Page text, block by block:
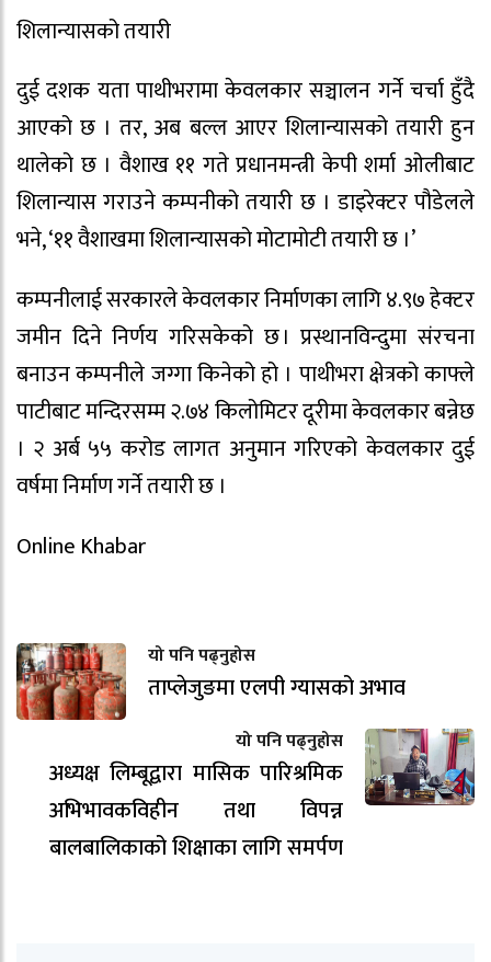
शिलान्यासको तयारी
दुई दशक यता पाथीभरामा केवलकार सञ्चालन गर्ने चर्चा हुँदै
आएको छ । तर, अब बल्ल आएर शिलान्यासको तयारी हुन
थालेको छ । वैशाख ११ गते प्रधानमन्त्री केपी शर्मा ओलीबाट
शिलान्यास गराउने कम्पनीको तयारी छ । डाइरेक्टर पौडेलले
भने, ‘११ वैशाखमा शिलान्यासको मोटामोटी तयारी छ ।’
कम्पनीलाई सरकारले केवलकार निर्माणका लागि ४.९७ हेक्टर
जमीन दिने निर्णय गरिसकेको छ । प्रस्थानविन्दुमा संरचना
बनाउन कम्पनीले जग्गा किनेको हो । पाथीभरा क्षेत्रको काफ्ले
पाटीबाट मन्दिरसम्म २.७४ किलोमिटर दूरीमा केवलकार बन्नेछ
। २ अर्ब ५५ करोड लागत अनुमान गरिएको केवलकार दुई
वर्षमा निर्माण गर्ने तयारी छ ।
Online Khabar
यो पनि पढ्नुहोस
ताप्लेजुङमा एलपी ग्यासको अभाव
यो पनि पढ्नुहोस
अध्यक्ष लिम्बूद्वारा मासिक पारिश्रमिक
अभिभावकविहीन तथा विपन्न
बालबालिकाको शिक्षाका लागि समर्पण